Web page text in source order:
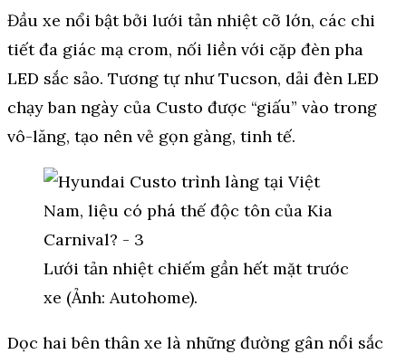
Đầu xe nổi bật bởi lưới tản nhiệt cỡ lớn, các chi
tiết đa giác mạ crom, nối liền với cặp đèn pha
LED sắc sảo. Tương tự như Tucson, dải đèn LED
chạy ban ngày của Custo được “giấu” vào trong
vô-lăng, tạo nên vẻ gọn gàng, tinh tế.
Lưới tản nhiệt chiếm gần hết mặt trước
xe (Ảnh: Autohome).
Dọc hai bên thân xe là những đường gân nổi sắc